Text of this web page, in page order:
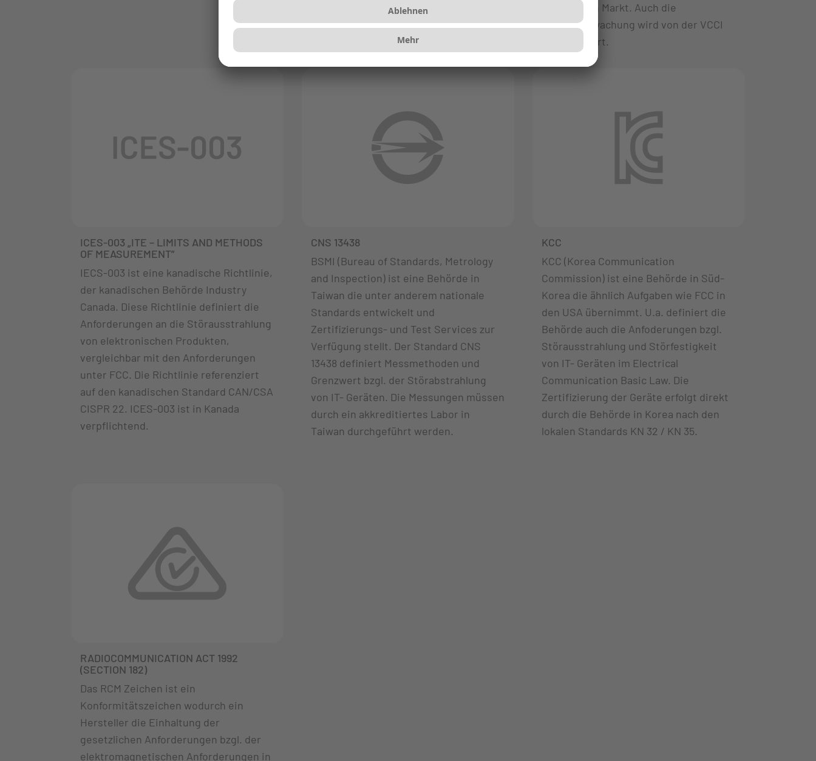
japanischen Markt. Auch die
Marktüberwachung wird von der VCCI
durchgeführt.
ICES-003 „ITE – LIMITS AND METHODS
OF MEASUREMENT”
IECS-003 ist eine kanadische Richtlinie,
der kanadischen Behörde Industry
Canada. Diese Richtlinie definiert die
Anforderungen an die Störausstrahlung
von elektronischen Produkten,
vergleichbar mit den Anforderungen
unter FCC. Die Richtlinie referenziert
auf den kanadischen Standard CAN/CSA
CISPR 22. ICES-003 ist in Kanada
verpflichtend.
CNS 13438
BSMI (Bureau of Standards, Metrology
and Inspection) ist eine Behörde in
Taiwan die unter anderem nationale
Standards entwickelt und
Zertifizierungs- und Test Services zur
Verfügung stellt. Der Standard CNS
13438 definiert Messmethoden und
Grenzwert bzgl. der Störabstrahlung
von IT- Geräten. Die Messungen müssen
durch ein akkreditiertes Labor in
Taiwan durchgeführt werden.
KCC
KCC (Korea Communication
Commission) ist eine Behörde in Süd-
Korea die ähnlich Aufgaben wie FCC in
den USA übernimmt. U.a. definiert die
Behörde auch die Anfoderungen bzgl.
Störausstrahlung und Störfestigkeit
von IT- Geräten im Electrical
Communication Basic Law. Die
Zertifizierung der Geräte erfolgt direkt
durch die Behörde in Korea nach den
lokalen Standards KN 32 / KN 35.
RADIOCOMMUNICATION ACT 1992
(SECTION 182)
Das RCM Zeichen ist ein
Konformitätszeichen wodurch ein
Hersteller die Einhaltung der
gesetzlichen Anforderungen bzgl. der
elektromagnetischen Anforderungen in